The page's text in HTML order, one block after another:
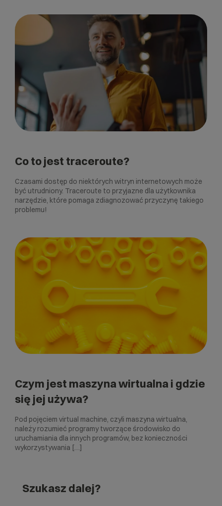
Co to jest traceroute?
Czasami dostęp do niektórych witryn internetowych może
być utrudniony. Traceroute to przyjazne dla użytkownika
narzędzie, które pomaga zdiagnozować przyczynę takiego
problemu!
Czym jest maszyna wirtualna i gdzie
się jej używa?
Pod pojęciem virtual machine, czyli maszyna wirtualna,
należy rozumieć programy tworzące środowisko do
uruchamiania dla innych programów, bez konieczności
wykorzystywania […]
Szukasz dalej?